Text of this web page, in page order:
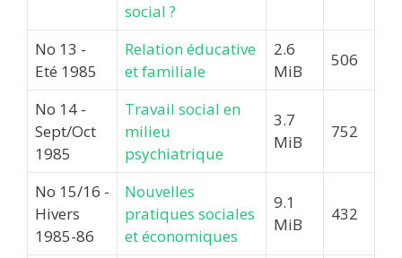
social ?
No 13 -
Eté 1985
Relation éducative
et familiale
2.6
MiB
506
No 14 -
Sept/Oct
1985
Travail social en
milieu
psychiatrique
3.7
MiB
752
No 15/16 -
Hivers
1985-86
Nouvelles
pratiques sociales
et économiques
9.1
MiB
432